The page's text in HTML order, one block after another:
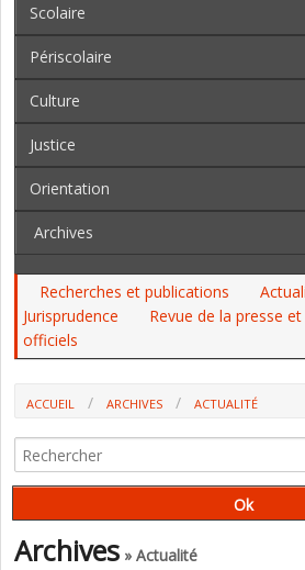
Scolaire
Périscolaire
Culture
Justice
Orientation
Archives
Recherches et publications
Jurisprudence
Revue de la presse
officiels
ACCUEIL ARCHIVES ACTUALITÉ
Archives » Actualité